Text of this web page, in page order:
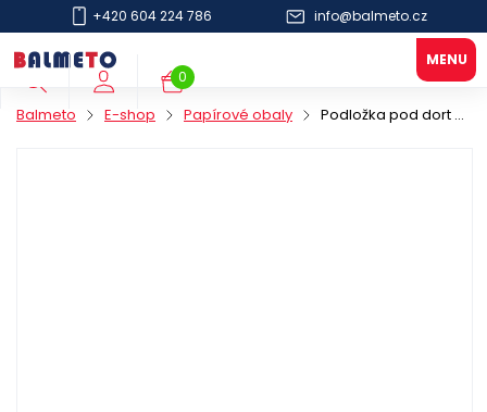
+420 604 224 786 info@balmeto.cz
0
Balmeto E-shop Papírové obaly Podložka pod dort PAP 28cm zlatá